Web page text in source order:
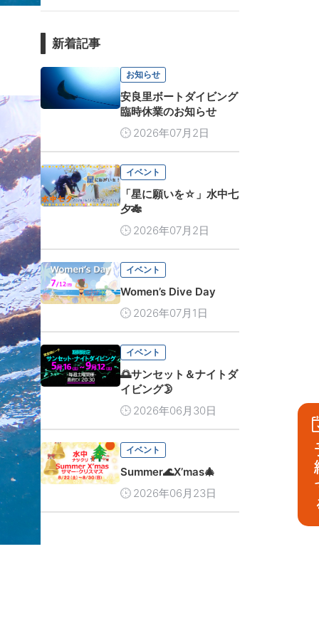
新着記事
お知らせ
安良里ボートダイビング
臨時休業のお知らせ
2026年07月2日
イベント
「星に願いを☆」水中七
夕🎋
2026年07月2日
イベント
Women’s Dive Day
2026年07月1日
イベント
🌅サンセット＆ナイトダ
イビング🌛
2026年06月30日
イベント
Summer🌊X’mas🎄
2026年06月23日